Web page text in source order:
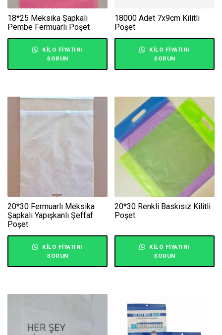
18*25 Meksika Şapkalı
Pembe Fermuarlı Poşet
KILO FIYATINI
SORUN
18000 Adet 7x9cm Kilitli
Poşet
KILO FIYATINI
SORUN
20*30 Fermuarlı Meksika
Şapkalı Yapışkanlı Şeffaf
Poşet
KILO FIYATINI
SORUN
20*30 Renkli Baskısız Kilitli
Poşet
KILO FIYATINI
SORUN